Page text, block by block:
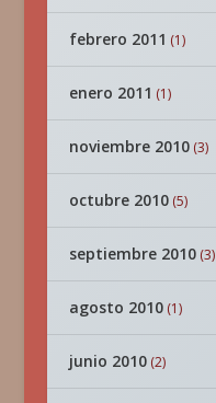
febrero 2011 (1)
enero 2011 (1)
noviembre 2010(3)
octubre 2010(5)
septiembre 2010(3)
agosto 2010(1)
junio 2010(2)